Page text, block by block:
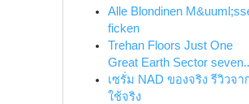
Alle Blondinen
ficken
Trehan Floors Just One
Great Earth Sector
เซรั่ม NAD ของจริง รีวิวจา
ใช้จริง